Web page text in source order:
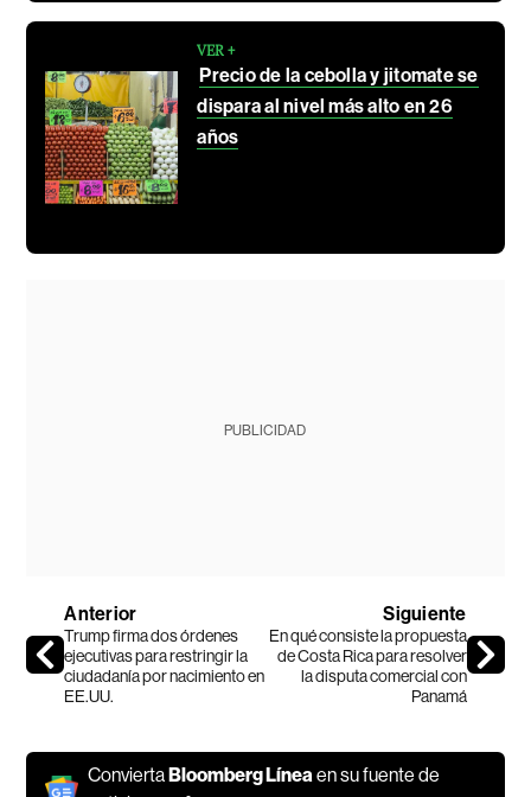
VER +
Precio de la cebolla y jitomate se
dispara al nivel más alto en 26
años
PUBLICIDAD
Anterior
Trump firma dos órdenes
ejecutivas para restringir la
ciudadanía por nacimiento en
EE.UU.
Siguiente
En qué consiste la propuesta
de Costa Rica para resolver
la disputa comercial con
Panamá
ConviertaBloomberg Línea en su fuente de